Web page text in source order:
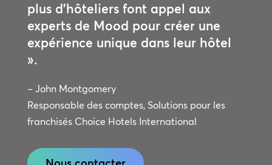
plus d’hôteliers font appel aux
experts de Mood pour créer une
expérience unique dans leur hôtel
».
– John Montgomery
Responsable des comptes, Solutions pour les
franchisés Choice Hotels International